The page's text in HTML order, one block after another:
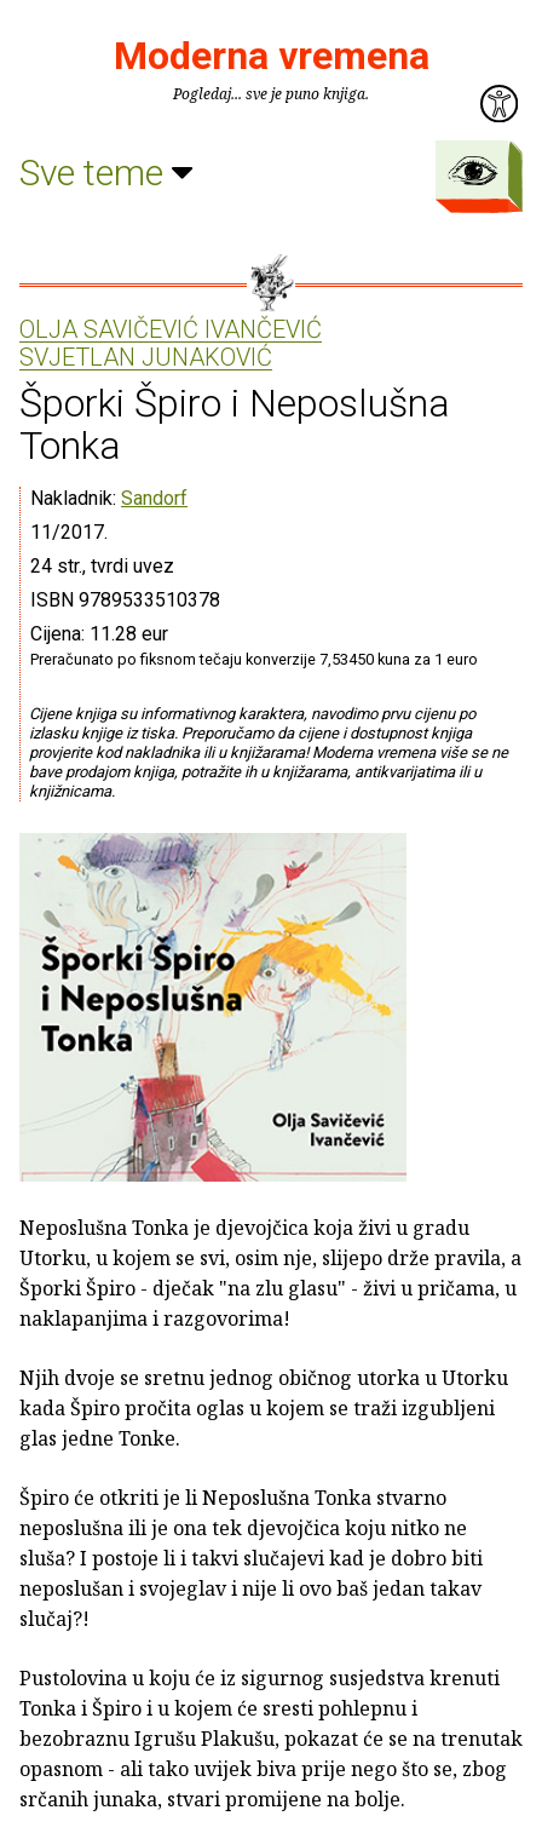
Moderna vremena
Pogledaj... sve je puno knjiga.
Sve teme
OLJA SAVIČEVIĆ IVANČEVIĆ
SVJETLAN JUNAKOVIĆ
Šporki Špiro i Neposlušna
Tonka
Nakladnik: Sandorf
11/2017.
24 str., tvrdi uvez
ISBN 9789533510378
Cijena: 11.28 eur
Preračunato po fiksnom tečaju konverzije 7,53450 kuna za 1 euro
Cijene knjiga su informativnog karaktera, navodimo prvu cijenu po
izlasku knjige iz tiska. Preporučamo da cijene i dostupnost knjiga
provjerite kod nakladnika ili u knjižarama! Moderna vremena više se ne
bave prodajom knjiga, potražite ih u knjižarama, antikvarijatima ili u
knjižnicama.
Neposlušna Tonka je djevojčica koja živi u gradu
Utorku, u kojem se svi, osim nje, slijepo drže pravila, a
Šporki Špiro - dječak "na zlu glasu" - živi u pričama, u
naklapanjima i razgovorima!
Njih dvoje se sretnu jednog običnog utorka u Utorku
kada Špiro pročita oglas u kojem se traži izgubljeni
glas jedne Tonke.
Špiro će otkriti je li Neposlušna Tonka stvarno
neposlušna ili je ona tek djevojčica koju nitko ne
sluša? I postoje li i takvi slučajevi kad je dobro biti
neposlušan i svojeglav i nije li ovo baš jedan takav
slučaj?!
Pustolovina u koju će iz sigurnog susjedstva krenuti
Tonka i Špiro i u kojem će sresti pohlepnu i
bezobraznu Igrušu Plakušu, pokazat će se na trenutak
opasnom - ali tako uvijek biva prije nego što se, zbog
srčanih junaka, stvari promijene na bolje.